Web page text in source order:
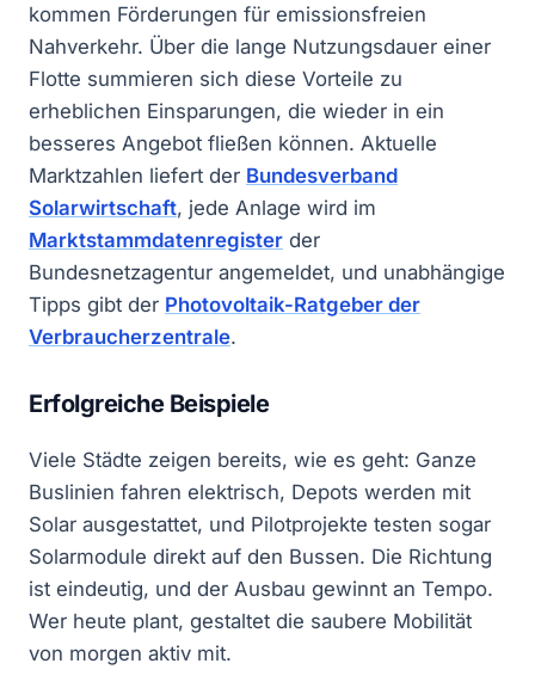
kommen Förderungen für emissionsfreien
Nahverkehr. Über die lange Nutzungsdauer einer
Flotte summieren sich diese Vorteile zu
erheblichen Einsparungen, die wieder in ein
besseres Angebot fließen können. Aktuelle
Marktzahlen liefert der Bundesverband
Solarwirtschaft, jede Anlage wird im
Marktstammdatenregister der
Bundesnetzagentur angemeldet, und unabhängige
Tipps gibt der Photovoltaik-Ratgeber der
Verbraucherzentrale.
Erfolgreiche Beispiele
Viele Städte zeigen bereits, wie es geht: Ganze
Buslinien fahren elektrisch, Depots werden mit
Solar ausgestattet, und Pilotprojekte testen sogar
Solarmodule direkt auf den Bussen. Die Richtung
ist eindeutig, und der Ausbau gewinnt an Tempo.
Wer heute plant, gestaltet die saubere Mobilität
von morgen aktiv mit.